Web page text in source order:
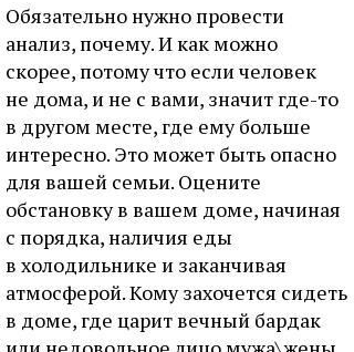
Обязательно нужно провести
анализ, почему. И как можно
скорее, потому что если человек
не дома, и не с вами, значит где-то
в другом месте, где ему больше
интересно. Это может быть опасно
для вашей семьи. Оцените
обстановку в вашем доме, начиная
с порядка, наличия еды
в холодильнике и заканчивая
атмосферой. Кому захочется сидеть
в доме, где царит вечный бардак